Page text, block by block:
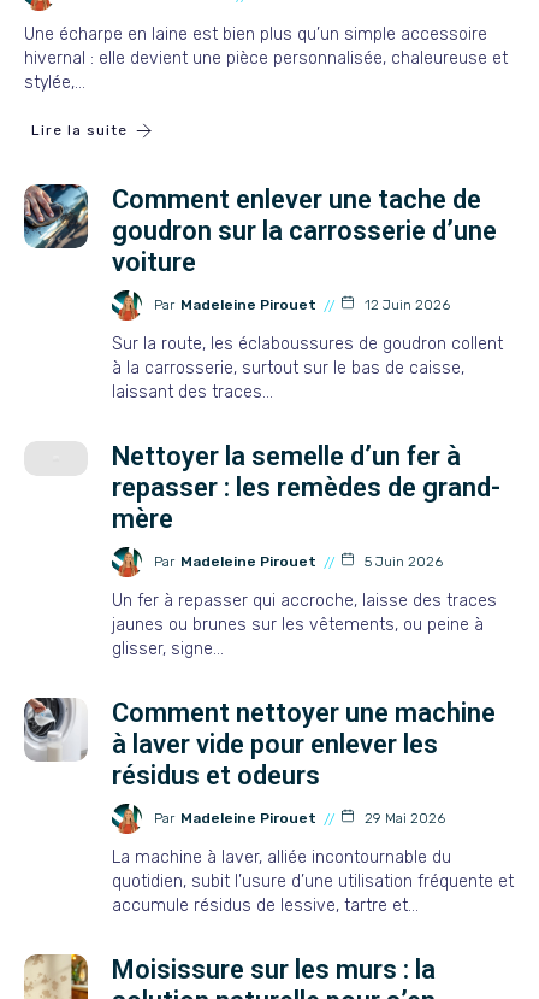
Une écharpe en laine est bien plus qu’un simple accessoire
hivernal : elle devient une pièce personnalisée, chaleureuse et
stylée,…
Lire la suite
Comment enlever une tache de
goudron sur la carrosserie d’une
voiture
Par Madeleine Pirouet 12 Juin 2026
Sur la route, les éclaboussures de goudron collent
à la carrosserie, surtout sur le bas de caisse,
laissant des traces…
Nettoyer la semelle d’un fer à
repasser : les remèdes de grand-
mère
Par Madeleine Pirouet 5 Juin 2026
Un fer à repasser qui accroche, laisse des traces
jaunes ou brunes sur les vêtements, ou peine à
glisser, signe…
Comment nettoyer une machine
à laver vide pour enlever les
résidus et odeurs
Par Madeleine Pirouet 29 Mai 2026
La machine à laver, alliée incontournable du
quotidien, subit l’usure d’une utilisation fréquente et
accumule résidus de lessive, tartre et…
Moisissure sur les murs : la